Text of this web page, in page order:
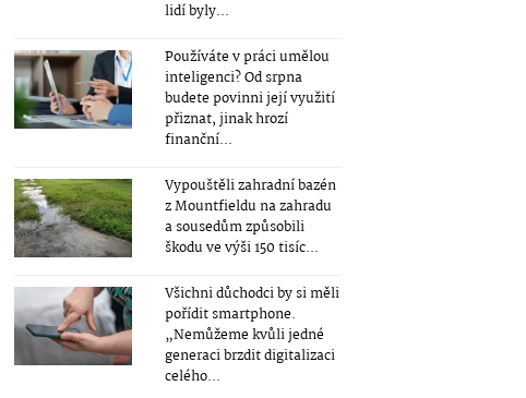
lidí byly...
Používáte v práci umělou
inteligenci? Od srpna
budete povinni její využití
přiznat, jinak hrozí
finanční...
Vypouštěli zahradní bazén
z Mountfieldu na zahradu
a sousedům způsobili
škodu ve výši 150 tisíc...
Všichni důchodci by si měli
pořídit smartphone.
„Nemůžeme kvůli jedné
generaci brzdit digitalizaci
celého...